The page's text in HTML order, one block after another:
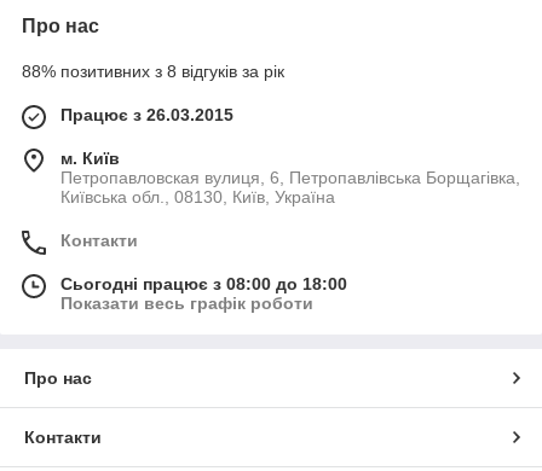
Про нас
88% позитивних з 8 відгуків за рік
Працює з 26.03.2015
м. Київ
Петропавловская вулиця, 6, Петропавлівська Борщагівка,
Київська обл., 08130, Київ, Україна
Контакти
Сьогодні працює з 08:00 до 18:00
Показати весь графік роботи
Про нас
Контакти